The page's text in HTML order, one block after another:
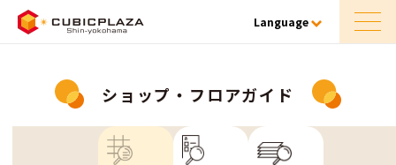
Language
ショップ・フロアガイド